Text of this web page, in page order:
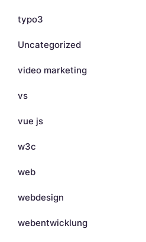
typo3
Uncategorized
video marketing
vs
vue js
w3c
web
webdesign
webentwicklung